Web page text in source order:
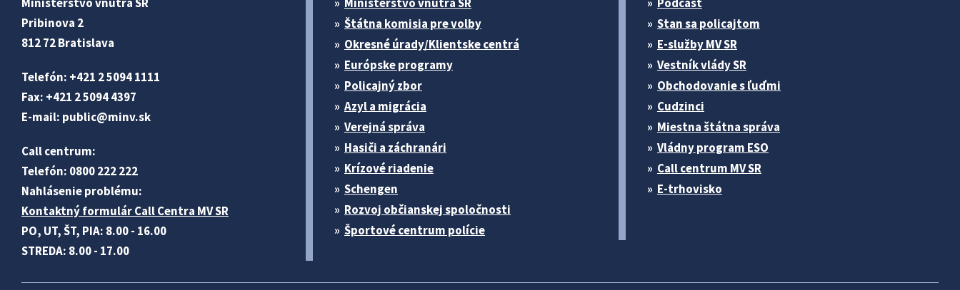
Pribinova 2
812 72 Bratislava
Telefón: +421 2 5094 1111
Fax: +421 2 5094 4397
E-mail: public@minv.sk
Call centrum:
Telefón: 0800 222 222
Nahlásenie problému:
Kontaktný formulár Call Centra MV SR
PO, UT, ŠT, PIA: 8.00 - 16.00
STREDA: 8.00 - 17.00
Štátna komisia pre volby
Okresné úrady/Klientske centrá
Európske programy
Policajný zbor
Azyl a migrácia
Verejná správa
Hasiči a záchranári
Krízové riadenie
Schengen
Rozvoj občianskej spoločnosti
Športové centrum polície
Stan sa policajtom
E-služby MV SR
Vestník vlády SR
Obchodovanie s ľuďmi
Cudzinci
Miestna štátna správa
Vládny program ESO
Call centrum MV SR
E-trhovisko